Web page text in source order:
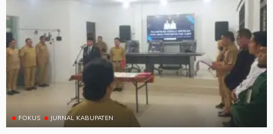
FOKUS JURNAL KABUPATEN